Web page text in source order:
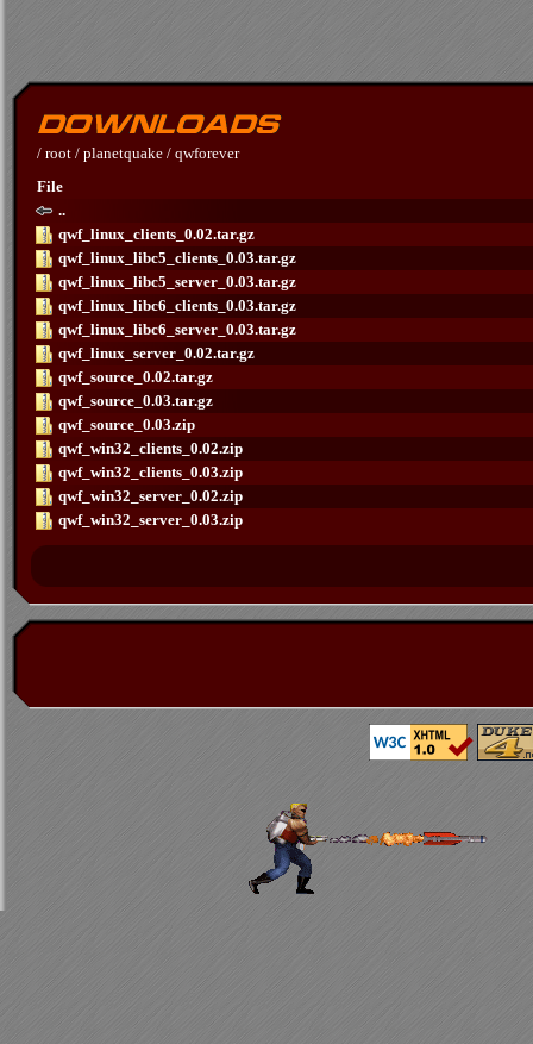
/ root / planetquake / qwforever
File
..
qwf_linux_clients_0.02.tar.gz
qwf_linux_libc5_clients_0.03.tar.gz
qwf_linux_libc5_server_0.03.tar.gz
qwf_linux_libc6_clients_0.03.tar.gz
qwf_linux_libc6_server_0.03.tar.gz
qwf_linux_server_0.02.tar.gz
qwf_source_0.02.tar.gz
qwf_source_0.03.tar.gz
qwf_source_0.03.zip
qwf_win32_clients_0.02.zip
qwf_win32_clients_0.03.zip
qwf_win32_server_0.02.zip
qwf_win32_server_0.03.zip